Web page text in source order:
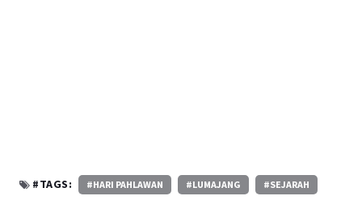
#TAGS: #HARI PAHLAWAN #LUMAJANG #SEJARAH